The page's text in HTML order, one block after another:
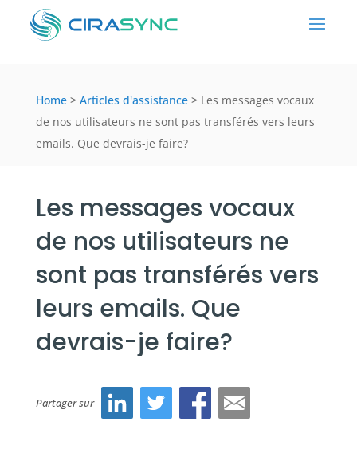
Home > Articles d'assistance > Les messages vocaux
de nos utilisateurs ne sont pas transférés vers leurs
emails. Que devrais-je faire?
Les messages vocaux
de nos utilisateurs ne
sont pas transférés vers
leurs emails. Que
devrais-je faire?
Partager sur